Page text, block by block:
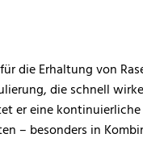
die Erhaltung von
die schnell
er eine
– besonders in